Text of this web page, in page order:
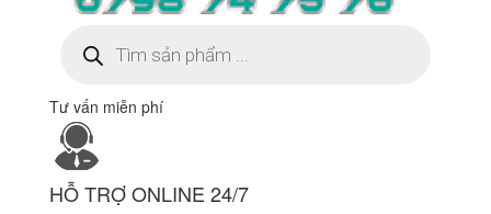
kiếm
sản
Tư vấn miễn phí
HỖ TRỢ ONLINE 24/7